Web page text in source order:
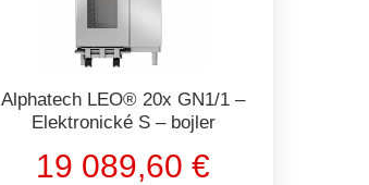
Alphatech LEO® 20x GN1/1 –
Elektronické S – bojler
19 089,60 €